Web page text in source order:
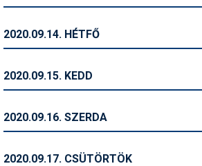
Símánia
Síszerviz
2020.09.14. HÉTFŐ
2020.09.15. KEDD
2020.09.16. SZERDA
2020.09.17. CSÜTÖRTÖK